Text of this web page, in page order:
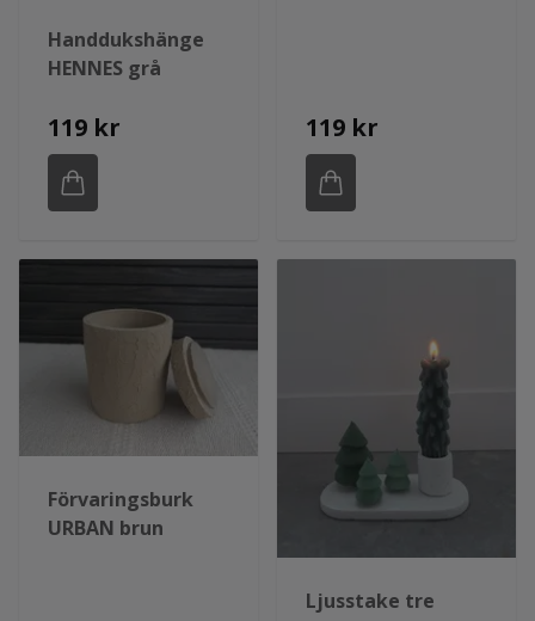
Handdukshänge
HENNES grå
119 kr 119 kr
Förvaringsburk
URBAN brun
Ljusstake tre